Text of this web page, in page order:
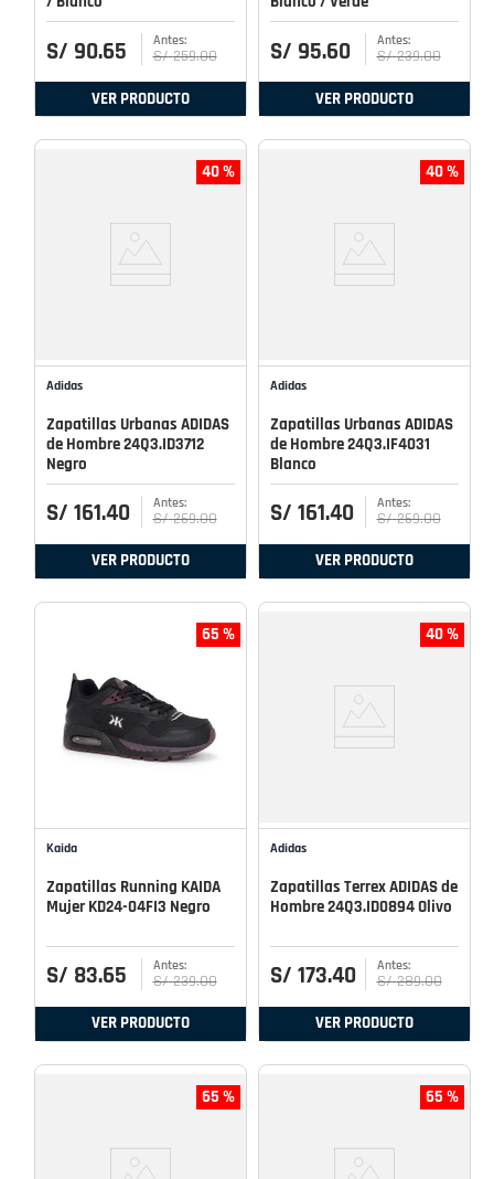
S/ 90.65 S/ 259.00
VER PRODUCTO
S/ 95.60 S/ 239.00
VER PRODUCTO
40 %
Adidas
Zapatillas Urbanas ADIDAS
de Hombre 24Q3.ID3712
Negro
S/ 161.40 S/ 269.00
VER PRODUCTO
40 %
Adidas
Zapatillas Urbanas ADIDAS
de Hombre 24Q3.IF4031
Blanco
S/ 161.40 S/ 269.00
VER PRODUCTO
65 %
Kaida
Zapatillas Running KAIDA
Mujer KD24-04FI3 Negro
S/ 83.65 S/ 239.00
VER PRODUCTO
40 %
Adidas
Zapatillas Terrex ADIDAS de
Hombre 24Q3.ID0894 Olivo
S/ 173.40 S/ 289.00
VER PRODUCTO
65 % 65 %